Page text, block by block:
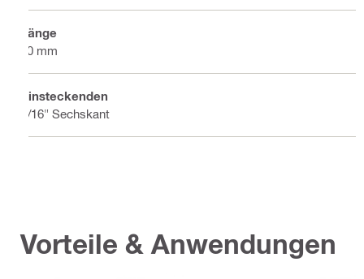
Länge
70 mm
Einsteckenden
7/16" Sechskant
Vorteile & Anwendungen